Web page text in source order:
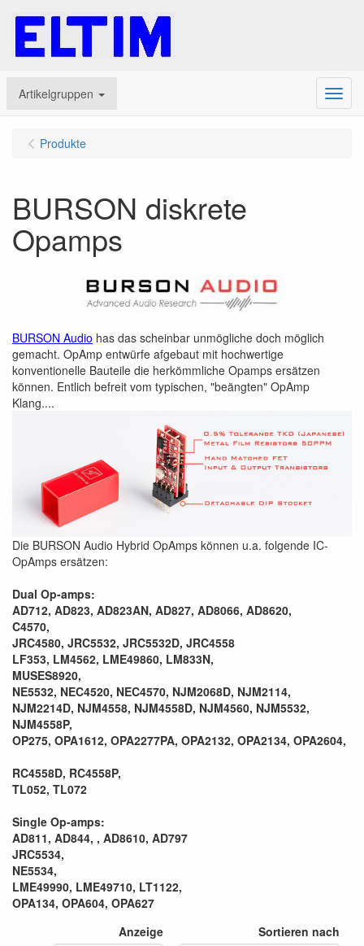
Artikelgruppen Menu
Produkte
BURSON diskrete
Opamps
BURSON Audio has das scheinbar unmögliche doch möglich
gemacht. OpAmp entwürfe afgebaut mit hochwertige
konventionelle Bauteile die herkömmliche Opamps ersätzen
können. Entlich befreit vom typischen, "beängten" OpAmp
Klang....
Die BURSON Audio Hybrid OpAmps können u.a. folgende IC-
OpAmps ersätzen:
Dual Op-amps:
AD712, AD823, AD823AN, AD827, AD8066, AD8620,
C4570,
JRC4580, JRC5532, JRC5532D, JRC4558
LF353, LM4562, LME49860, LM833N,
MUSES8920,
NE5532, NEC4520, NEC4570, NJM2068D, NJM2114,
NJM2214D, NJM4558, NJM4558D, NJM4560, NJM5532,
NJM4558P,
OP275, OPA1612, OPA2277PA, OPA2132, OPA2134, OPA2604,
RC4558D, RC4558P,
TL052, TL072
Single Op-amps:
AD811, AD844, , AD8610, AD797
JRC5534,
NE5534,
LME49990, LME49710, LT1122,
OPA134, OPA604, OPA627
Anzeige
Sortieren nach